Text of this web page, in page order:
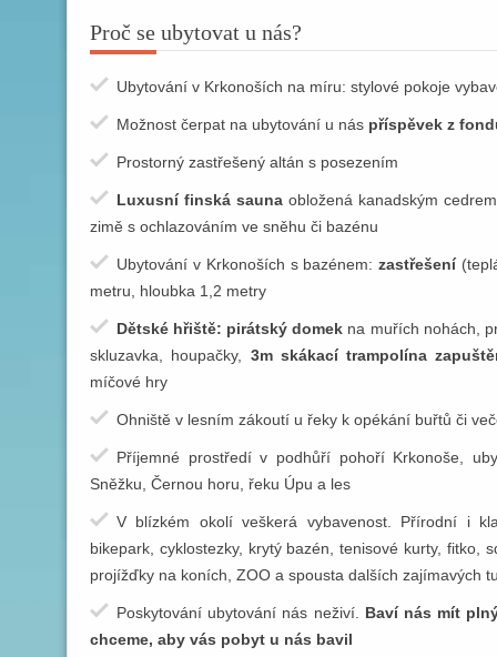
Proč se ubytovat u nás?
Ubytování v Krkonoších na míru: stylové pokoje
Možnost čerpat na ubytování u nás příspěvek z
Prostorný zastřešený altán s posezením
Luxusní finská saunaobložená kanadským
zimě s ochlazováním ve sněhu či bazénu
Ubytování v Krkonoších s bazénem:zastřešení
metru, hloubka 1,2 metry
Dětské hřiště: pirátský domek na muřích nohách,
skluzavka, houpačky, 3m skákací trampolína
míčové hry
Ohniště v lesním zákoutí u řeky k opékání buřtů či
Příjemné prostředí v podhůří pohoří Krkonoše,
Sněžku, Černou horu, řeku Úpu a les
V blízkém okolí veškerá vybavenost. Přírodní i
bikepark, cyklostezky, krytý bazén, tenisové kurty, fitko,
projížďky na koních, ZOO a spousta dalších zajímavých
Poskytování ubytování nás neživí. Baví nás mít
chceme, aby vás pobyt u nás bavil